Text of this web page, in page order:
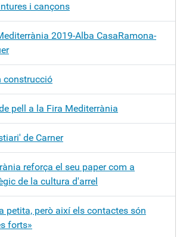
i cançons
2019-Alba CasaRamona-
construcció
pell a la Fira Mediterrània
de Carner
reforça el seu paper com a
de la cultura d'arrel
petita, però així els contactes són
forts»